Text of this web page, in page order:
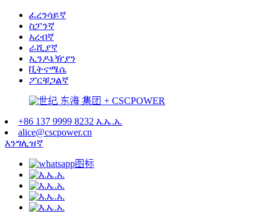
ፈረንሳይኛ
ስፓንኛ
አረብኛ
ራሺያኛ
ኢንዶኔዥያን
ቪትናሜሴ
ፖርቹጋልኛ
+86 137 9999 8232 እ.ኤ.አ.
alice@cscpower.cn
እንግሊዝኛ